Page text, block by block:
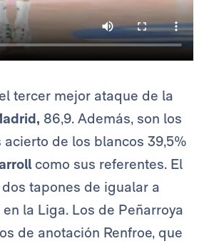
tercer mejor ataque de la
86,9. Además, son los
de los blancos 39,5%
como sus referentes. El
tapones de igualar a
la Liga. Los de Peñarroya
de anotación Renfroe, que